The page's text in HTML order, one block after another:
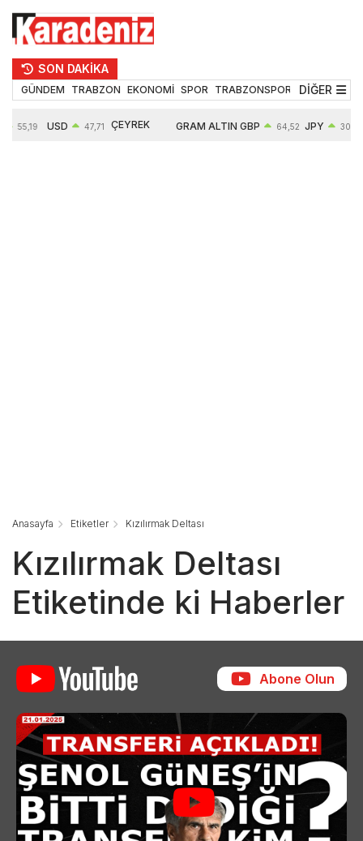
SON DAKİKA
GÜNDEM TRABZON EKONOMİ SPOR TRABZONSPOR TEKNOLOJİ
DİĞER
55,19 USD 47,71 ÇEYREK GRAM ALTIN GBP 64,52 JPY 30,31
Anasayfa Etiketler Kızılırmak Deltası
Kızılırmak Deltası
Etiketinde ki Haberler
Abone Olun